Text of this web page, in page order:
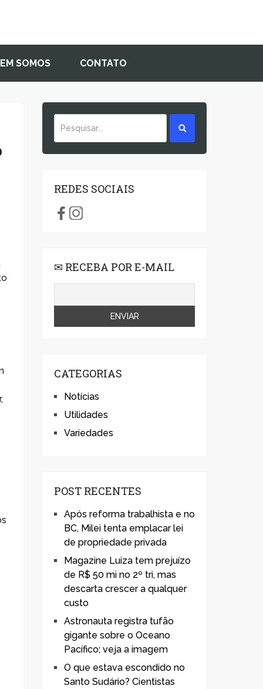
SOMOS CONTATO
REDES SOCIAIS
✉ RECEBA POR E-MAIL
CATEGORIAS
Notícias
Utilidades
Variedades
POST RECENTES
Após reforma trabalhista e no
BC, Milei tenta emplacar lei
de propriedade privada
Magazine Luiza tem prejuízo
de R$ 50 mi no 2º tri, mas
descarta crescer a qualquer
custo
Astronauta registra tufão
gigante sobre o Oceano
Pacífico; veja a imagem
O que estava escondido no
Santo Sudário? Cientistas